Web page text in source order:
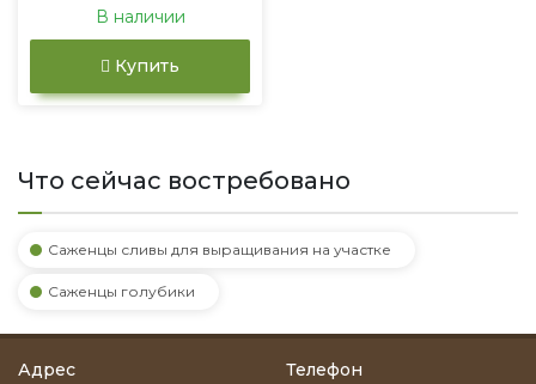
В наличии
Купить
Что сейчас востребовано
Саженцы сливы для выращивания на участке
Саженцы голубики
Адрес Телефон